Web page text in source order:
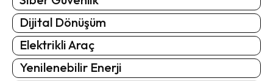
Dijital Dönüşüm
Elektrikli Araç
Yenilenebilir Enerji